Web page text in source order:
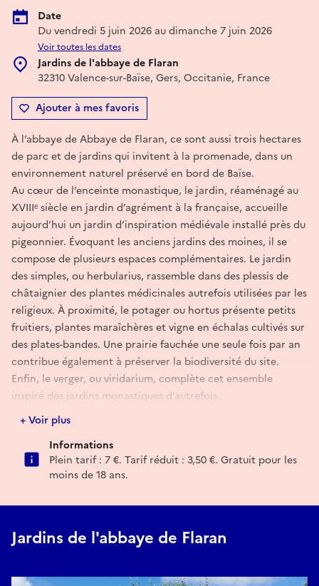
Date
Du vendredi 5 juin 2026 au dimanche 7 juin 2026
Voir toutes les dates
Jardins de l'abbaye de Flaran
32310 Valence-sur-Baïse, Gers, Occitanie, France
Ajouter à mes favoris
À l’abbaye de Abbaye de Flaran, ce sont aussi trois hectares
de parc et de jardins qui invitent à la promenade, dans un
environnement naturel préservé en bord de Baïse.
Au cœur de l’enceinte monastique, le jardin, réaménagé au
XVIIIᵉ siècle en jardin d’agrément à la française, accueille
aujourd’hui un jardin d’inspiration médiévale installé près du
pigeonnier. Évoquant les anciens jardins des moines, il se
compose de plusieurs espaces complémentaires. Le jardin
des simples, ou herbularius, rassemble dans des plessis de
châtaignier des plantes médicinales autrefois utilisées par les
religieux. À proximité, le potager ou hortus présente petits
fruitiers, plantes maraîchères et vigne en échalas cultivés sur
des plates-bandes. Une prairie fauchée une seule fois par an
contribue également à préserver la biodiversité du site.
Enfin, le verger, ou viridarium, complète cet ensemble
inspiré des jardins monastiques d’autrefois.
À l’extérieur de l’abbaye, un vaste parc arboré accessible
toute l’année permet de rejoindre le sentier de la Baïse.
Aménagé par le Conseil départemental du Gers, ce chemin
piétonnier relie le port de Valence-sur-Baïse à la base de
loisirs de Gauge, à Condom, en passant notamment par la
+ Voir plus
Informations
Plein tarif : 7 €. Tarif réduit : 3,50 €. Gratuit pour les
moins de 18 ans.
Jardins de l'abbaye de Flaran